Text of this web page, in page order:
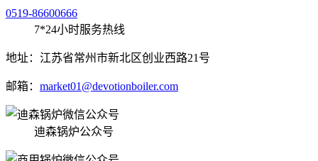
0519-86600666
7*24小时服务热线
地址：江苏省常州市新北区创业西路21号
邮箱： market01@devotionboiler.com
迪森锅炉公众号